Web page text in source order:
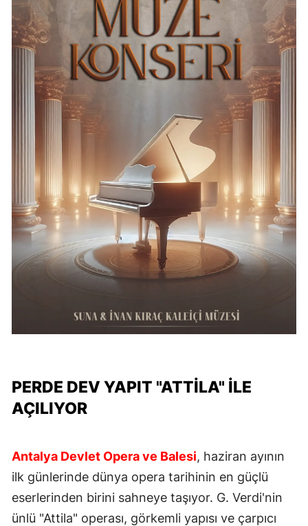
PERDE DEV YAPIT "ATTİLA" İLE
AÇILIYOR
Antalya Devlet Opera ve Balesi, haziran ayının
ilk günlerinde dünya opera tarihinin en güçlü
eserlerinden birini sahneye taşıyor. G. Verdi'nin
ünlü "Attila" operası, görkemli yapısı ve çarpıcı